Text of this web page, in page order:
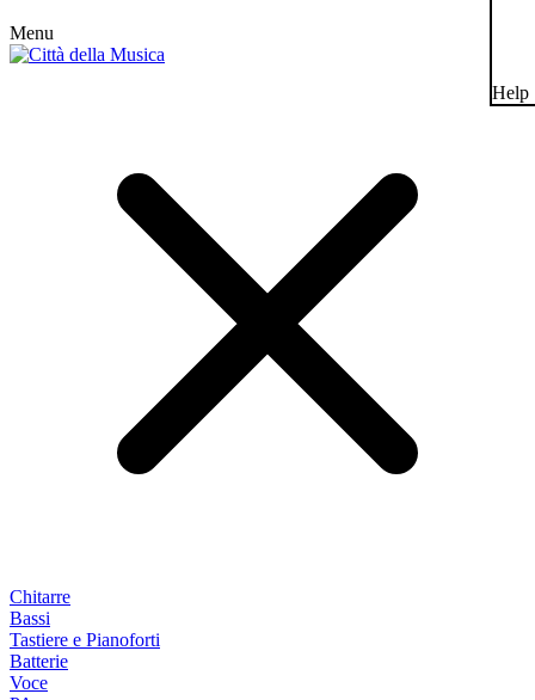
Menu
Chitarre
Bassi
Tastiere e Pianoforti
Batterie
Voce
Help